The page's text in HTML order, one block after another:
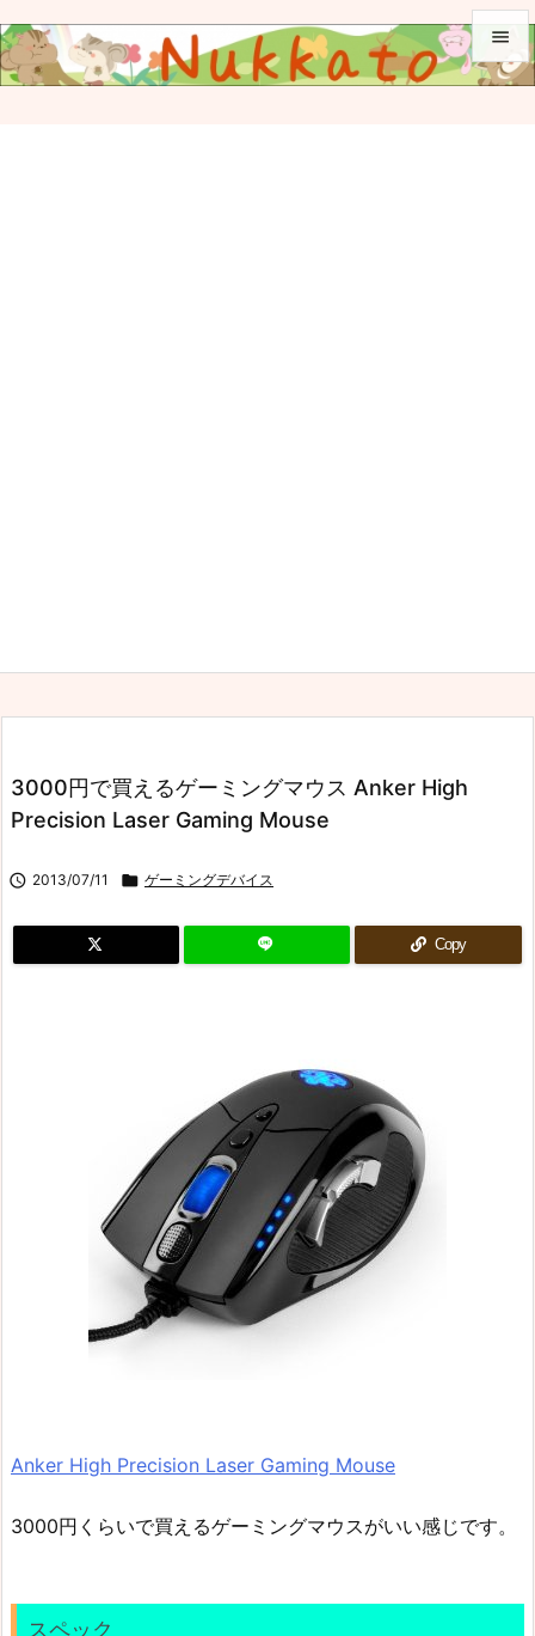


3000円で買えるゲーミングマウス Anker High
Precision Laser Gaming Mouse
 2013/07/11  ゲーミングデバイス
Copy
Anker High Precision Laser Gaming Mouse
3000円くらいで買えるゲーミングマウスがいい感じです。
スペック